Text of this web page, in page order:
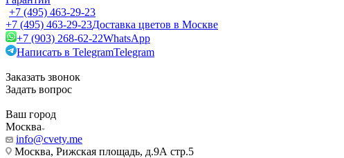
+7 (495) 463-29-23
+7 (495) 463-29-23Доставка цветов в Москве
+7 (903) 268-62-22WhatsApp
Написать в TelegramTelegram
Заказать звонок
Задать вопрос
Ваш город
Москва
info@cvety.me
Москва, Рижская площадь, д.9А стр.5